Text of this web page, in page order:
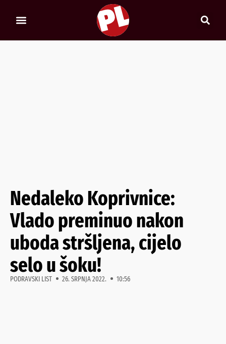
Nedaleko Koprivnice:
Vlado preminuo nakon
uboda stršljena, cijelo
selo u šoku!
PODRAVSKI LIST 26. SRPNJA 2022. 10:56